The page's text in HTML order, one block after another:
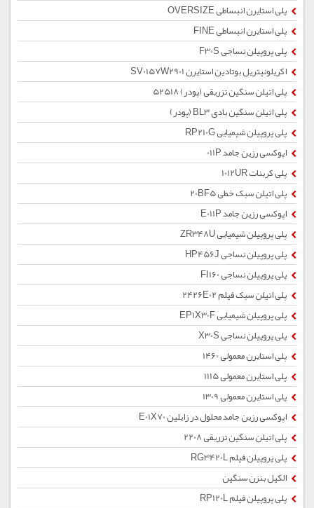
پلی استایرن انبساطی OVERSIZE
پلی استایرن انبساطی FINE
پلی پروپیلن نساجی F30S
اکریلونیتریل بوتادین استایرن SV0157W2901
پلی اتیلن سنگین تزریقی (پودر) 52518
پلی اتیلن سنگین بادی BL3 (پودر)
پلی پروپیلن شیمیایی RP210G
اپوکسی رزین جامد 011P
پلی کربنات 1012UR
پلی اتیلن سبک خطی 20BF5
اپوکسی رزین جامد E011P
پلی پروپیلن شیمیایی ZR348U
پلی پروپیلن نساجی HP456J
پلی پروپیلن نساجی FI160
پلی اتیلن سبک فیلم 2426E02
پلی پروپیلن شیمیایی EP1X30F
پلی پروپیلن نساجی X30S
پلی استایرن معمولی 1460
پلی استایرن معمولی 1115
پلی استایرن معمولی 1309
اپوکسی رزین جامد محلول در زایلین E01X70
پلی اتیلن سنگین تزریقی 2208
پلی پروپیلن فیلم RG3420L
الکیل بنزن سنگین
پلی پروپیلن فیلم RP120L